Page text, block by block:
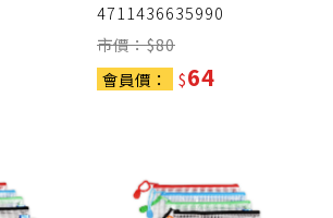
4711436635990
市價：$80
會員價：
$64